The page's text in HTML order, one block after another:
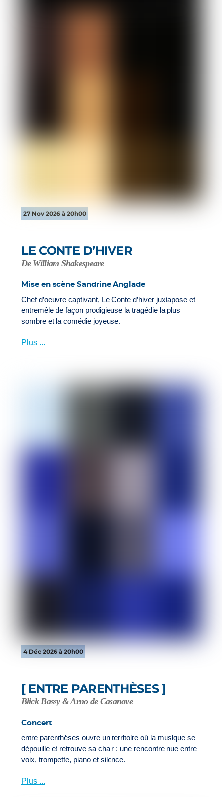
27 Nov 2026 à 20h00
LE CONTE D’HIVER
De William Shakespeare
Mise en scène Sandrine Anglade
Chef d’oeuvre captivant, Le Conte d’hiver juxtapose et
entremêle de façon prodigieuse la tragédie la plus
sombre et la comédie joyeuse.
Plus ...
4 Déc 2026 à 20h00
[ ENTRE PARENTHÈSES ]
Blick Bassy & Arno de Casanove
Concert
entre parenthèses ouvre un territoire où la musique se
dépouille et retrouve sa chair : une rencontre nue entre
voix, trompette, piano et silence.
Plus ...